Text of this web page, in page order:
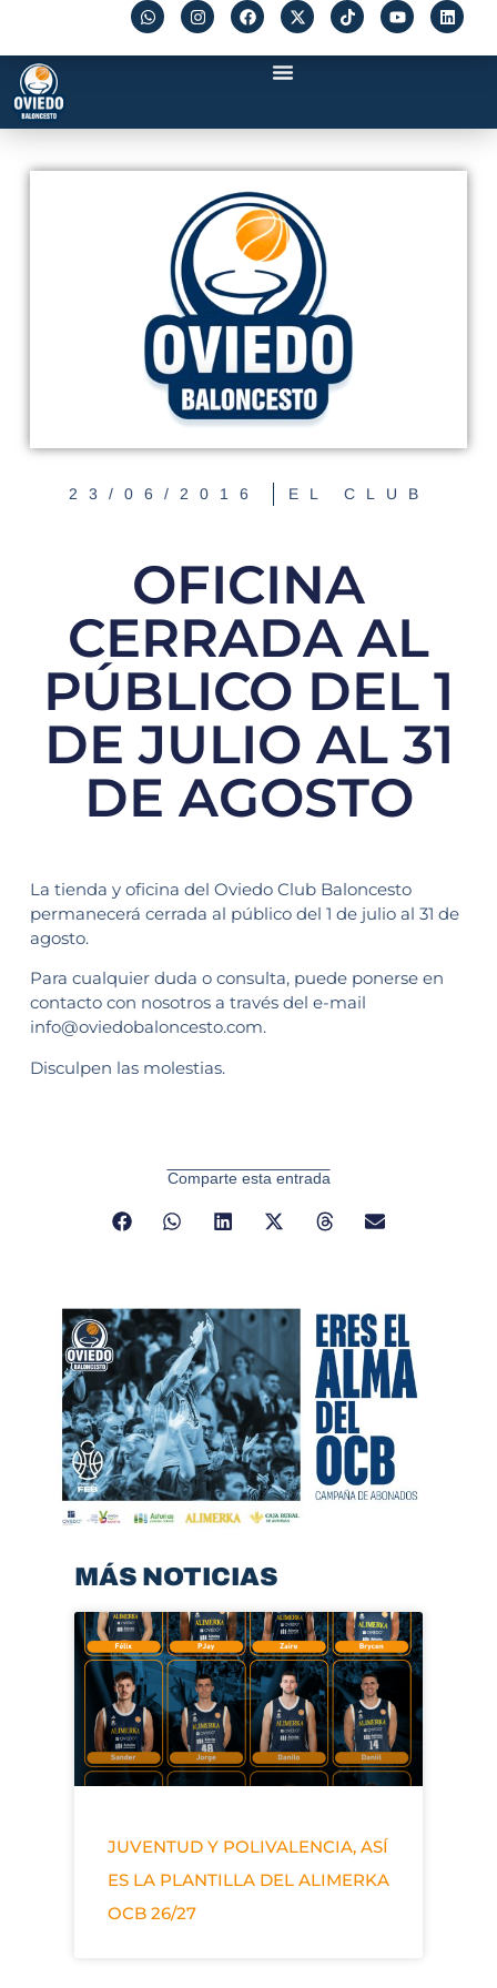
23/06/2016 EL CLUB
OFICINA
CERRADA AL
PÚBLICO DEL 1
DE JULIO AL 31
DE AGOSTO
La tienda y oficina del Oviedo Club Baloncesto
permanecerá cerrada al público del 1 de julio al 31 de
agosto.
Para cualquier duda o consulta, puede ponerse en
contacto con nosotros a través del e-mail
info@oviedobaloncesto.com.
Disculpen las molestias.
Comparte esta entrada
MÁS NOTICIAS
JUVENTUD Y POLIVALENCIA, ASÍ
ES LA PLANTILLA DEL ALIMERKA
OCB 26/27